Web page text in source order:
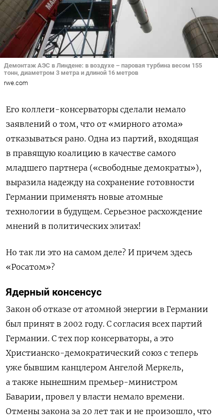
Демонтаж АЭС в Линдене: в воздухе – паровая турбина весом 155
тонн, диаметром 3 метра и длиной 16 метров
rwe.com
Его коллеги-консерваторы сделали немало
заявлений о том, что от «мирного атома»
отказываться рано. Одна из партий, входящая
в правящую коалицию в качестве самого
младшего партнера («свободные демократы»),
выразила надежду на сохранение готовности
Германии применять новые атомные
технологии в будущем. Серьезное расхождение
мнений в политических элитах!
Но так ли это на самом деле? И причем здесь
«Росатом»?
Ядерный консенсус
Закон об отказе от атомной энергии в Германии
был принят в 2002 году. С согласия всех партий
Германии. С тех пор консерваторы, а это
Христианско-демократический союз с теперь
уже бывшим канцлером Ангелой Меркель,
а также нынешним премьер-министром
Баварии, провел у власти немало времени.
Отмены закона за 20 лет так и не произошло, что